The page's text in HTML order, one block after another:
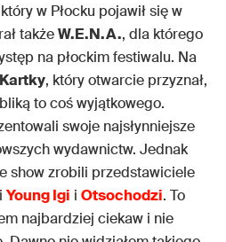
w Płocku pojawił się w
takżeW.E.N.A., dla którego
na płockim festiwalu. Na
Kartky, który otwarcie przyznał,
to coś wyjątkowego.
swoje najsłynniejsze
wydawnictw. Jednak
show zrobili przedstawiciele
Young Igi i Otsochodzi. To
najbardziej ciekaw i nie